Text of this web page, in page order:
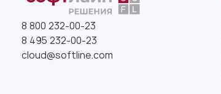
8 800 232-00-23
8 495 232-00-23
cloud@softline.com